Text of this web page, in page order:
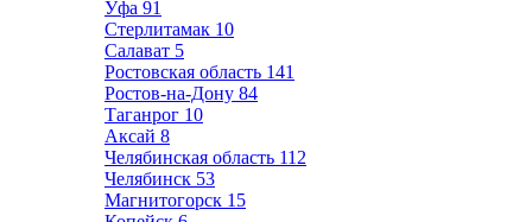
Уфа 91
Стерлитамак 10
Салават 5
Ростовская область 141
Ростов-на-Дону 84
Таганрог 10
Аксай 8
Челябинская область 112
Челябинск 53
Магнитогорск 15